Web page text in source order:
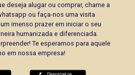
deseja alugar ou comprar, chame a
ou faça-nos uma visita
imenso prazer em iniciar o seu
humanizada e diferenciada.
Te esperamos para aquele
em nossa empresa!